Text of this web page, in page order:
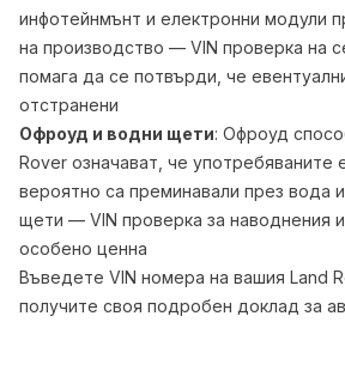
инфотейнмънт и електронни модули
на производство — VIN проверка на
помага да се потвърди, че
отстранени
Офроуд и водни щети: Офроуд
Rover означават, че употребяваните
вероятно са преминавали през вода
щети — VIN проверка за наводнения
особено ценна
Въведете VIN номера на вашия Land
получите своя подробен доклад за